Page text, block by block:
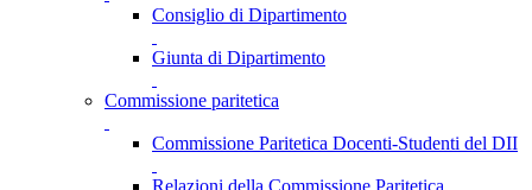
Consiglio di Dipartimento
Giunta di Dipartimento
Commissione paritetica
Commissione Paritetica Docenti-Studenti del DII
Relazioni della Commissione Paritetica